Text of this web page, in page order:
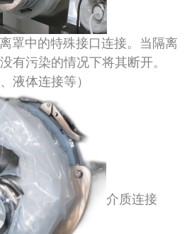
罩中的特殊接口连接。当隔离
有污染的情况下将其断开。
液体连接等）
介质连接